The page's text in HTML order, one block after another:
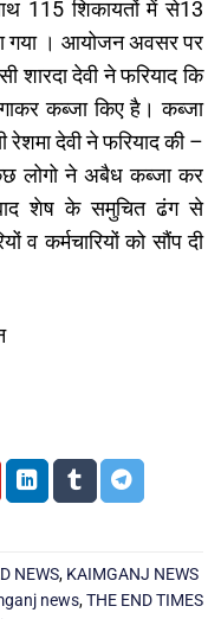
115 शिकायतों में से13
गया । आयोजन अवसर पर
शारदा देवी ने फरियाद कि
कब्जा किए है। कब्जा
रेशमा देवी ने फरियाद की –
लोगो ने अबैध कब्जा कर
शेष के समुचित ढंग से
व कर्मचारियों को सौंप दी
NEWS, KAIMGANJ NEWS
news,THE END TIMES